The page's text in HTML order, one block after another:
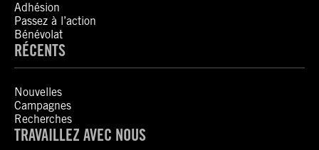
Adhésion
Passez à l’action
Bénévolat
RÉCENTS
Nouvelles
Campagnes
Recherches
TRAVAILLEZ AVEC NOUS